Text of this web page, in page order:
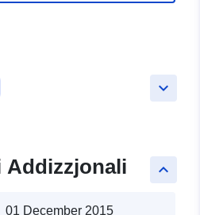
keyboard_arrow_down
keyboard_arrow_up
Addizzjonali
01 December 2015